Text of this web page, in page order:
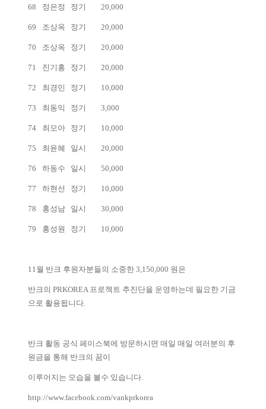
68 정은정 정기 20,000
69 조상옥 정기 20,000
70 조상옥 정기 20,000
71 진기홍 정기 20,000
72 최경민 정기 10,000
73 최동익 정기 3,000
74 최모아 정기 10,000
75 최윤혜 일시 20,000
76 하동수 일시 50,000
77 하현선 정기 10,000
78 홍성남 일시 30,000
79 홍성원 정기 10,000
11월 반크 후원자분들의 소중한 3,150,000 원은
반크의 PRKOREA 프로젝트 추진단을 운영하는데 필요한 기금
으로 활용됩니다.
반크 활동 공식 페이스북에 방문하시면 매일 매일 여러분의 후
원금을 통해 반크의 꿈이
이루어지는 모습을 볼수 있습니다.
http://www.facebook.com/vankprkorea